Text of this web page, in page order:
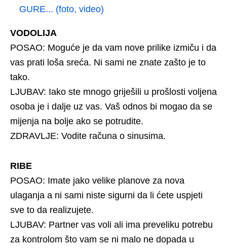
GURE... (foto, video)
VODOLIJA
POSAO: Moguće je da vam nove prilike izmiču i da
vas prati loša sreća. Ni sami ne znate zašto je to
tako.
LJUBAV: Iako ste mnogo griješili u prošlosti voljena
osoba je i dalje uz vas. Vaš odnos bi mogao da se
mijenja na bolje ako se potrudite.
ZDRAVLJE: Vodite računa o sinusima.
RIBE
POSAO: Imate jako velike planove za nova
ulaganja a ni sami niste sigurni da li ćete uspjeti
sve to da realizujete.
LJUBAV: Partner vas voli ali ima preveliku potrebu
za kontrolom što vam se ni malo ne dopada u